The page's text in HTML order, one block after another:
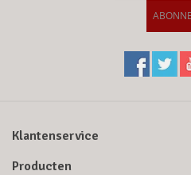
Klantenservice
Producten